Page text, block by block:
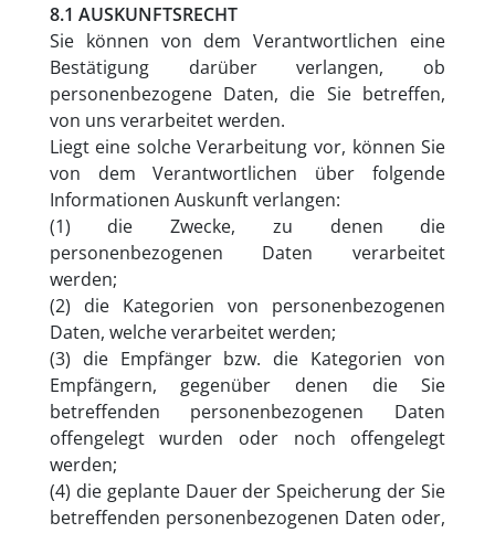
8.1 AUSKUNFTSRECHT
Sie können von dem Verantwortlichen eine
Bestätigung darüber verlangen, ob
personenbezogene Daten, die Sie betreffen,
von uns verarbeitet werden.
Liegt eine solche Verarbeitung vor, können Sie
von dem Verantwortlichen über folgende
Informationen Auskunft verlangen:
(1) die Zwecke, zu denen die
personenbezogenen Daten verarbeitet
werden;
(2) die Kategorien von personenbezogenen
Daten, welche verarbeitet werden;
(3) die Empfänger bzw. die Kategorien von
Empfängern, gegenüber denen die Sie
betreffenden personenbezogenen Daten
offengelegt wurden oder noch offengelegt
werden;
(4) die geplante Dauer der Speicherung der Sie
betreffenden personenbezogenen Daten oder,